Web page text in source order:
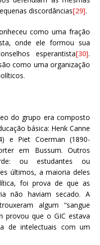
discordâncias[29].
como uma fração
onde ele formou sua
esperantista[30].
como uma organização
do grupo era composto
básica: Henk Canne
e Piet Coerman (1890-
em Bussum. Outros
ou estudantes ou
últimos, a maioria deles
foi prova de que as
não haviam secado. A
algum “sangue
provou que o GIC estava
de intelectuais com um